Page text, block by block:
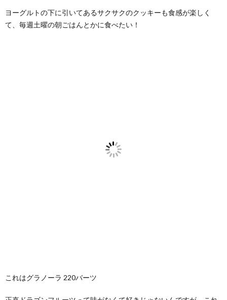
ヨーグルトの下に引いてあるサクサクのクッキーも食感が楽しく
て、毎週土曜の朝ごはんとかに食べたい！
これはグラノーラ 220バーツ